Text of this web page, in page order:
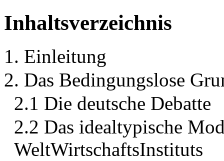
Inhaltsverzeichnis
1. Einleitung
2. Das Bedingungslose
2.1 Die deutsche Debatte
2.2 Das idealtypische
WeltWirtschaftsInstituts